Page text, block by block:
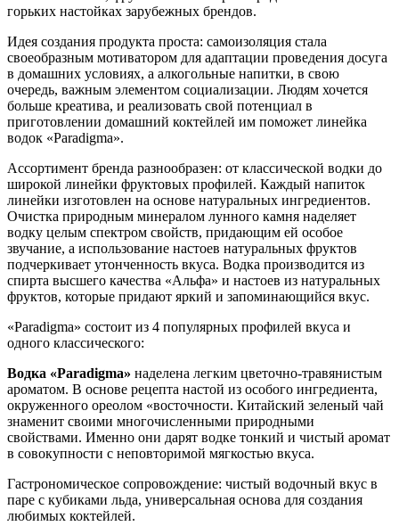
горьких настойках зарубежных брендов.
Идея создания продукта проста: самоизоляция стала
своеобразным мотиватором для адаптации проведения досуга
в домашних условиях, а алкогольные напитки, в свою
очередь, важным элементом социализации. Людям хочется
больше креатива, и реализовать свой потенциал в
приготовлении домашний коктейлей им поможет линейка
водок «Paradigma».
Ассортимент бренда разнообразен: от классической водки до
широкой линейки фруктовых профилей. Каждый напиток
линейки изготовлен на основе натуральных ингредиентов.
Очистка природным минералом лунного камня наделяет
водку целым спектром свойств, придающим ей особое
звучание, а использование настоев натуральных фруктов
подчеркивает утонченность вкуса. Водка производится из
спирта высшего качества «Альфа» и настоев из натуральных
фруктов, которые придают яркий и запоминающийся вкус.
«Paradigma» состоит из 4 популярных профилей вкуса и
одного классического:
Водка «Paradigma» наделена легким цветочно-травянистым
ароматом. В основе рецепта настой из особого ингредиента,
окруженного ореолом «восточности. Китайский зеленый чай
знаменит своими многочисленными природными
свойствами. Именно они дарят водке тонкий и чистый аромат
в совокупности с неповторимой мягкостью вкуса.
Гастрономическое сопровождение: чистый водочный вкус в
паре с кубиками льда, универсальная основа для создания
любимых коктейлей.